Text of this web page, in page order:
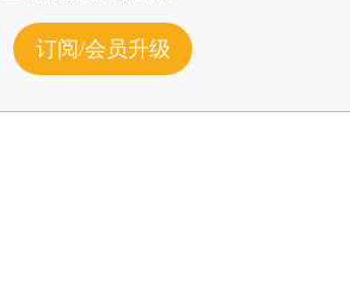
订阅/会员升级